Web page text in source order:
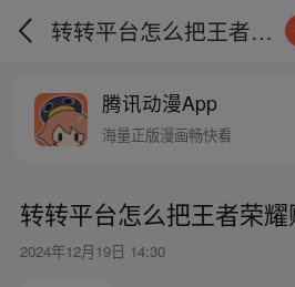
转转平台怎么把王者荣耀账号出租
腾讯动漫App
海量正版漫画畅快看
转转平台怎么把王者荣耀
2024年12月19日 14:30